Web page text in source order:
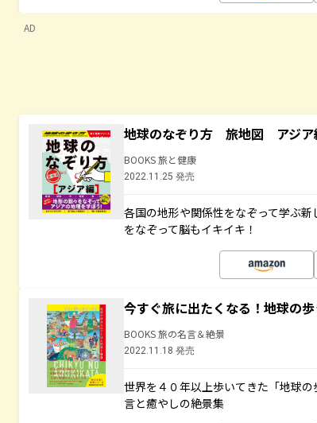
AD
地球のなぞり方 旅地図 アジア
BOOKS 旅と健康
2022.11.25 発売
各国の地形や関係性をなぞって学ぶ
をなぞって脳もイキイキ！
今すぐ旅に出たくなる！地球の
BOOKS 旅の名言＆絶景
2022.11.18 発売
世界を４０年以上歩いてきた「地球
言と癒やしの絶景集